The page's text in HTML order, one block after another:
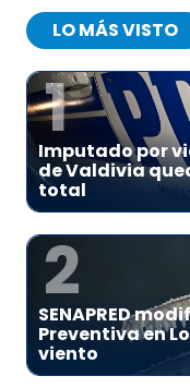
LO MÁS VISTO
1
Imputado por
de Valdivia
total
2
SENAPRED
Preventiva en
viento